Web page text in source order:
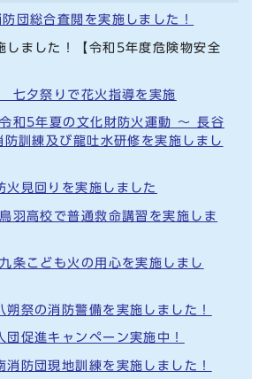
団総合査閲を実施しました！
しました！【令和5年度危険物安全
七夕祭りで花火指導を実施
和5年夏の文化財防火運動 ～ 長谷
訓練及び龍吐水研修を実施しまし
火見回りを実施しました
羽高校で普通救命講習を実施しま
条こども火の用心を実施しまし
朔祭の消防警備を実施しました！
団促進キャンペーン実施中！
消防団現地訓練を実施しました！